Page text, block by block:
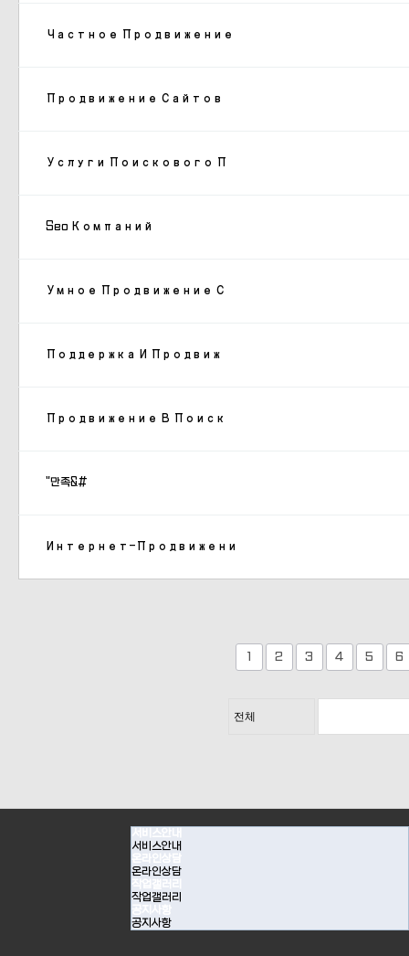
Частное Продвижение
Продвижение Сайтов
Услуги Поискового П
Seo Компаний
Умное Продвижение С
Поддержка И Продвиж
Продвижение В Поиск
"만족&#
Интернет-Продвижени
1 2 3 4 5 6
서비스안내
서비스안내
온라인상담
온라인상담
작업갤러리
작업갤러리
공지사항
공지사항